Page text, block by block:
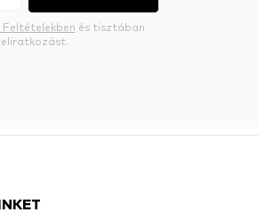
Feltételekben és tisztában